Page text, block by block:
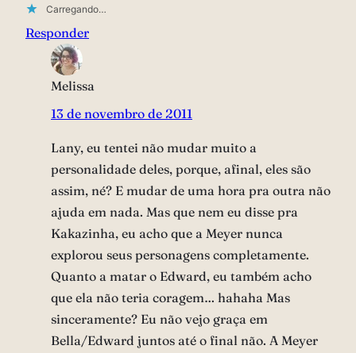
Carregando…
Responder
Melissa
13 de novembro de 2011
Lany, eu tentei não mudar muito a
personalidade deles, porque, afinal, eles são
assim, né? E mudar de uma hora pra outra não
ajuda em nada. Mas que nem eu disse pra
Kakazinha, eu acho que a Meyer nunca
explorou seus personagens completamente.
Quanto a matar o Edward, eu também acho
que ela não teria coragem… hahaha Mas
sinceramente? Eu não vejo graça em
Bella/Edward juntos até o final não. A Meyer